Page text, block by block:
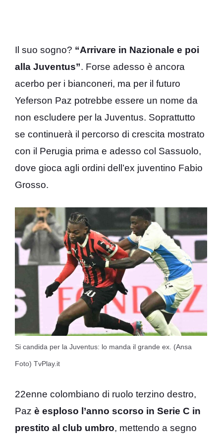
Il suo sogno? “Arrivare in Nazionale e poi
alla Juventus”. Forse adesso è ancora
acerbo per i bianconeri, ma per il futuro
Yeferson Paz potrebbe essere un nome da
non escludere per la Juventus. Soprattutto
se continuerà il percorso di crescita mostrato
con il Perugia prima e adesso col Sassuolo,
dove gioca agli ordini dell’ex juventino Fabio
Grosso.
Si candida per la Juventus: lo manda il grande ex. (Ansa
Foto) TvPlay.it
22enne colombiano di ruolo terzino destro,
Paz è esploso l’anno scorso in Serie C in
prestito al club umbro, mettendo a segno